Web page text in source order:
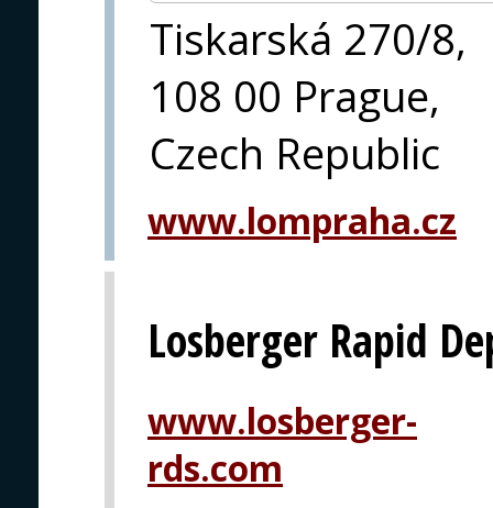
Tiskarská 270/8,
108 00 Prague,
Czech Republic
www.lompraha.cz
Losberger Rapid
www.losberger-
rds.com